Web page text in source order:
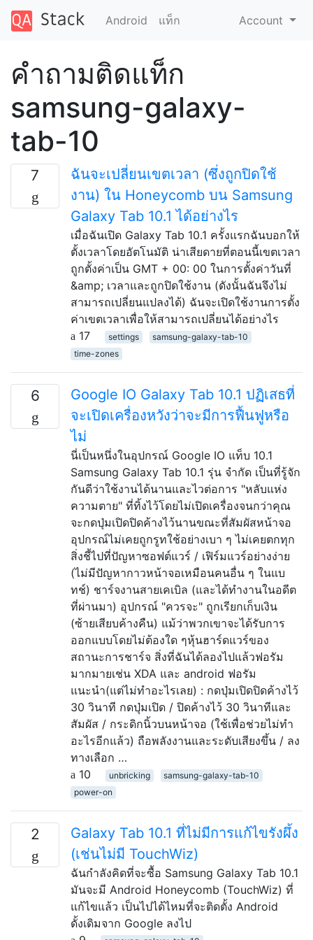
Android แท็ก Account
คำถามติดแท็ก
samsung-galaxy-
tab-10
7
ฉันจะเปลี่ยนเขตเวลา (ซึ่งถูกปิดใช้
งาน) ใน Honeycomb บน Samsung
Galaxy Tab 10.1 ได้อย่างไร
เมื่อฉันเปิด Galaxy Tab 10.1 ครั้งแรกฉันบอกให้
ตั้งเวลาโดยอัตโนมัติ น่าเสียดายที่ตอนนี้เขตเวลา
ถูกตั้งค่าเป็น GMT + 00: 00 ในการตั้งค่าวันที่
&amp; เวลาและถูกปิดใช้งาน (ดังนั้นฉันจึงไม่
สามารถเปลี่ยนแปลงได้) ฉันจะเปิดใช้งานการตั้ง
ค่าเขตเวลาเพื่อให้สามารถเปลี่ยนได้อย่างไร
17
settings
samsung-galaxy-tab-10
time-zones
6
Google IO Galaxy Tab 10.1 ปฏิเสธที่
จะเปิดเครื่องหวังว่าจะมีการฟื้นฟูหรือ
ไม่
นี่เป็นหนึ่งในอุปกรณ์ Google IO แท็บ 10.1
Samsung Galaxy Tab 10.1 รุ่น จำกัด เป็นที่รู้จัก
กันดีว่าใช้งานได้นานและไวต่อการ "หลับแห่ง
ความตาย" ที่ทิ้งไว้โดยไม่เปิดเครื่องจนกว่าคุณ
จะกดปุ่มเปิดปิดค้างไว้นานขณะที่สัมผัสหน้าจอ
อุปกรณ์ไม่เคยถูกรูทใช้อย่างเบา ๆ ไม่เคยตกทุก
สิ่งชี้ไปที่ปัญหาซอฟต์แวร์ / เฟิร์มแวร์อย่างง่าย
(ไม่มีปัญหากาวหน้าจอเหมือนคนอื่น ๆ ในแบ
ทช์) ชาร์จงานสายเคเบิล (และได้ทำงานในอดีต
ที่ผ่านมา) อุปกรณ์ "ควรจะ" ถูกเรียกเก็บเงิน
(ซ้ายเสียบค้างคืน) แม้ว่าพวกเขาจะได้รับการ
ออกแบบโดยไม่ต้องใด ๆหุ้นฮาร์ดแวร์ของ
สถานะการชาร์จ สิ่งที่ฉันได้ลองไปแล้วฟอรัม
มากมายเช่น XDA และ android ฟอรัม
แนะนำ(แต่ไม่ทำอะไรเลย) : กดปุ่มเปิดปิดค้างไว้
30 วินาที กดปุ่มเปิด / ปิดค้างไว้ 30 วินาทีและ
สัมผัส / กระดิกนิ้วบนหน้าจอ (ใช้เพื่อช่วยไม่ทำ
อะไรอีกแล้ว) ถือพลังงานและระดับเสียงขึ้น / ลง
ทางเลือก …
10
unbricking
samsung-galaxy-tab-10
power-on
2
Galaxy Tab 10.1 ที่ไม่มีการแก้ไขรังผึ้ง
(เช่นไม่มี TouchWiz)
ฉันกำลังคิดที่จะซื้อ Samsung Galaxy Tab 10.1
มันจะมี Android Honeycomb (TouchWiz) ที่
แก้ไขแล้ว เป็นไปได้ไหมที่จะติดตั้ง Android
ดั้งเดิมจาก Google ลงไป